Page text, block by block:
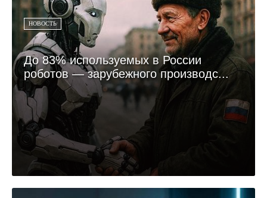
НОВОСТЬ
До 83% используемых в России
роботов — зарубежного производс...